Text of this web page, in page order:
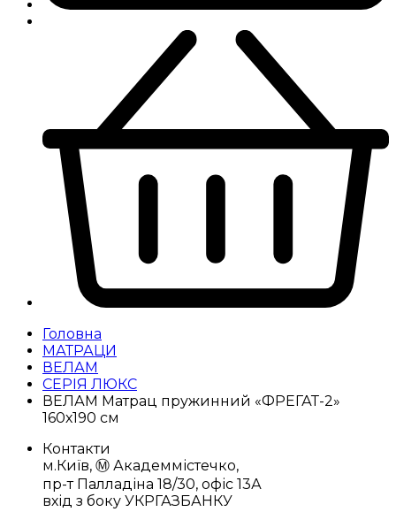
Головна
МАТРАЦИ
ВЕЛАМ
СЕРІЯ ЛЮКС
ВЕЛАМ Матрац пружинний «ФРЕГАТ-2»
160х190 см
Контакти
м.Київ, Ⓜ️ Академмістечко,
пр-т Палладіна 18/30, офіс 13А
вхід з боку УКРГАЗБАНКУ